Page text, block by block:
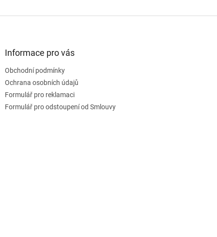
Informace pro vás
Obchodní podmínky
Ochrana osobních údajů
Formulář pro reklamaci
Formulář pro odstoupení od Smlouvy